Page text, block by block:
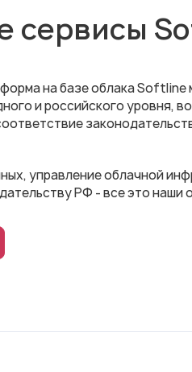
сервисы
на базе облака
и российского уровня,
управление облачной
РФ - все это наши